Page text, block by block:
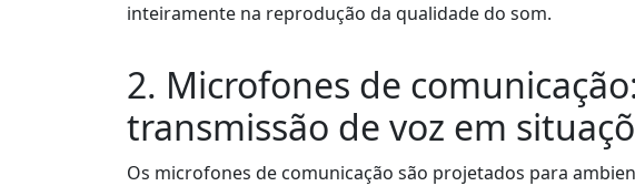
inteiramente na reprodução da qualidade do som.
2. Microfones de
transmissão de voz em
Os microfones de comunicação são projetados para